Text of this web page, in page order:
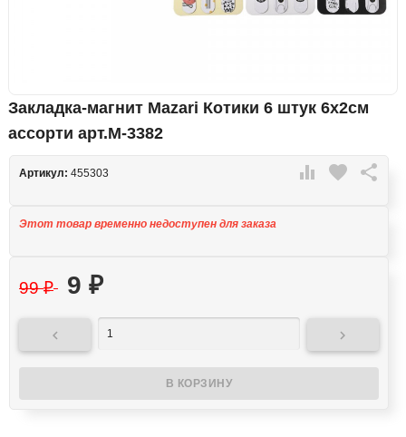
Закладка-магнит Mazari Котики 6 штук 6х2см
ассорти арт.M-3382
 favorite 
Артикул: 455303
Этот товар временно недоступен для заказа
99₽ 9 ₽
 